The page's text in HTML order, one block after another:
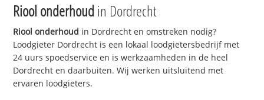
Riool onderhoudin Dordrecht
Riool onderhoud in Dordrecht en omstreken nodig?
Loodgieter Dordrecht is een lokaal loodgietersbedrijf met
24 uurs spoedservice en is werkzaamheden in de heel
Dordrecht en daarbuiten. Wij werken uitsluitend met
ervaren loodgieters.